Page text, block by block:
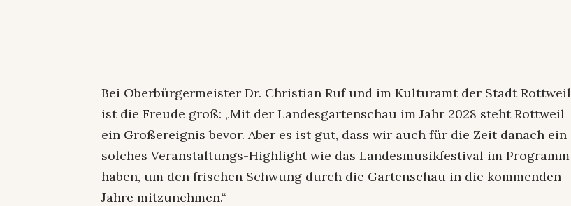
Bei Oberbürgermeister Dr. Christian Ruf und im Kulturamt der Stadt Rottweil
ist die Freude groß: „Mit der Landesgartenschau im Jahr 2028 steht Rottweil
ein Großereignis bevor. Aber es ist gut, dass wir auch für die Zeit danach ein
solches Veranstaltungs-Highlight wie das Landesmusikfestival im Programm
haben, um den frischen Schwung durch die Gartenschau in die kommenden
Jahre mitzunehmen.“